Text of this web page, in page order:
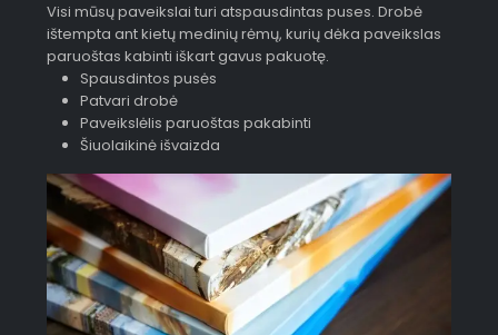
Visi mūsų paveikslai turi atspausdintas puses. Drobė
ištempta ant kietų medinių rėmų, kurių dėka paveikslas
paruoštas kabinti iškart gavus pakuotę.
Spausdintos pusės
Patvari drobė
Paveikslėlis paruoštas pakabinti
Šiuolaikinė išvaizda